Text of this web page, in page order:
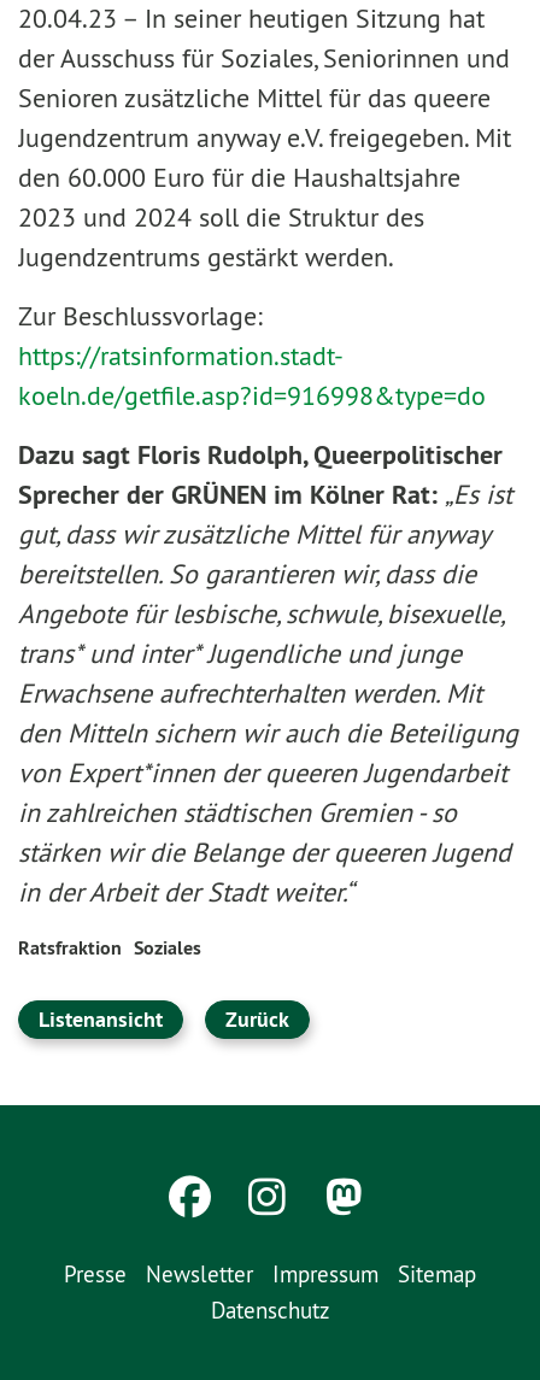
20.04.23 – In seiner heutigen Sitzung hat
der Ausschuss für Soziales, Seniorinnen und
Senioren zusätzliche Mittel für das queere
Jugendzentrum anyway e.V. freigegeben. Mit
den 60.000 Euro für die Haushaltsjahre
2023 und 2024 soll die Struktur des
Jugendzentrums gestärkt werden.
Zur Beschlussvorlage:
https://ratsinformation.stadt-
koeln.de/getfile.asp?id=916998&type=do
Dazu sagt Floris Rudolph, Queerpolitischer
Sprecher der GRÜNEN im Kölner Rat: „Es ist
gut, dass wir zusätzliche Mittel für anyway
bereitstellen. So garantieren wir, dass die
Angebote für lesbische, schwule, bisexuelle,
trans* und inter* Jugendliche und junge
Erwachsene aufrechterhalten werden. Mit
den Mitteln sichern wir auch die Beteiligung
von Expert*innen der queeren Jugendarbeit
in zahlreichen städtischen Gremien - so
stärken wir die Belange der queeren Jugend
in der Arbeit der Stadt weiter.“
Ratsfraktion Soziales
Listenansicht Zurück
Presse Newsletter Impressum
Sitemap
Datenschutz